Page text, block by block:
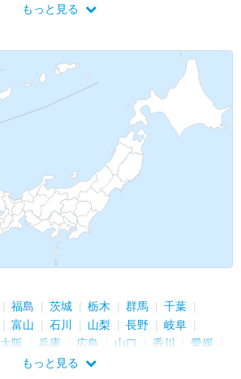
もっと見る
福島 茨城 栃木 群馬
千葉
富山 石川 山梨 長野
岐阜
大阪 兵庫 広島 山口 香川
愛媛
宮崎 鹿児島
もっと見る